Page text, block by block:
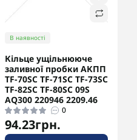
В наявності
Кільце ущільнююче
заливної пробки АКПП
TF-70SC TF-71SC TF-73SC
TF-82SC TF-80SC 09S
AQ300 220946 2209.46
0
94.23грн.